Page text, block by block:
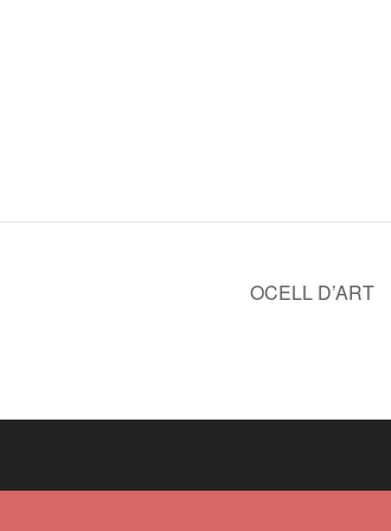
OCELL D’ART